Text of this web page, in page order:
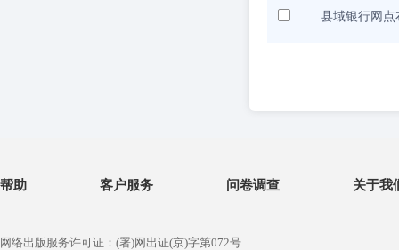
县域银行网
帮助 客户服务 问卷调查 关于我
网络出版服务许可证：(署)网出证(京)字第072号